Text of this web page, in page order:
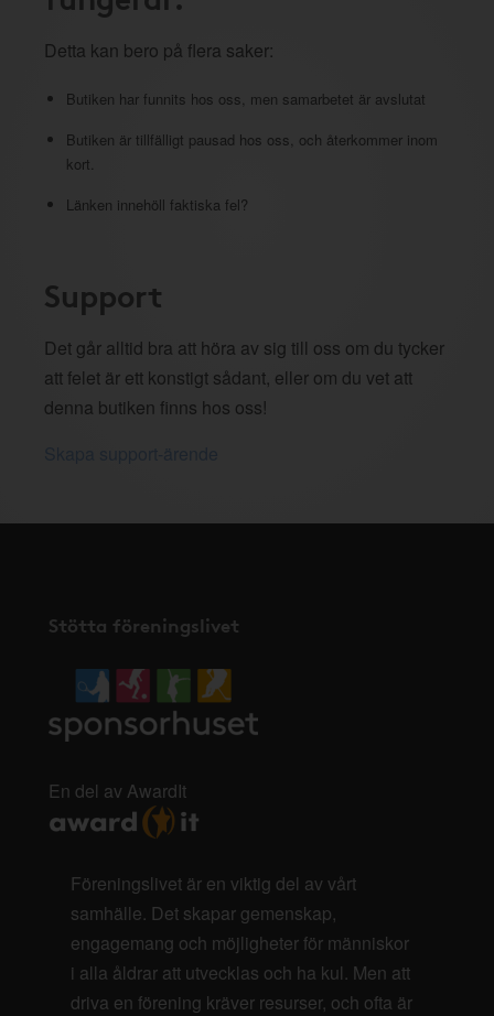
Detta kan bero på flera saker:
Butiken har funnits hos oss, men samarbetet är avslutat
Butiken är tillfälligt pausad hos oss, och återkommer inom
kort.
Länken innehöll faktiska fel?
Support
Det går alltid bra att höra av sig till oss om du tycker
att felet är ett konstigt sådant, eller om du vet att
denna butiken finns hos oss!
Stötta föreningslivet
En del av AwardIt
Föreningslivet är en viktig del av vårt
samhälle. Det skapar gemenskap,
engagemang och möjligheter för människor
i alla åldrar att utvecklas och ha kul. Men att
driva en förening kräver resurser, och ofta är